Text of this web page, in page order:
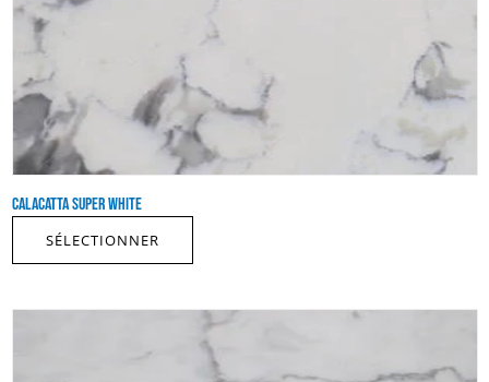
CALACATTA SUPER WHITE
SÉLECTIONNER